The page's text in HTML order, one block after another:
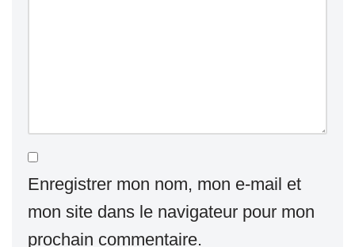
Enregistrer mon nom, mon e-mail et
mon site dans le navigateur pour mon
prochain commentaire.